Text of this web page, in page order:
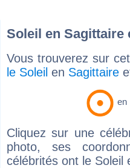
Soleil en Sagittaire
Vous trouverez sur
le Soleil en Sagittaire
en
Cliquez sur une
photo, ses
célébrités ont le Soleil